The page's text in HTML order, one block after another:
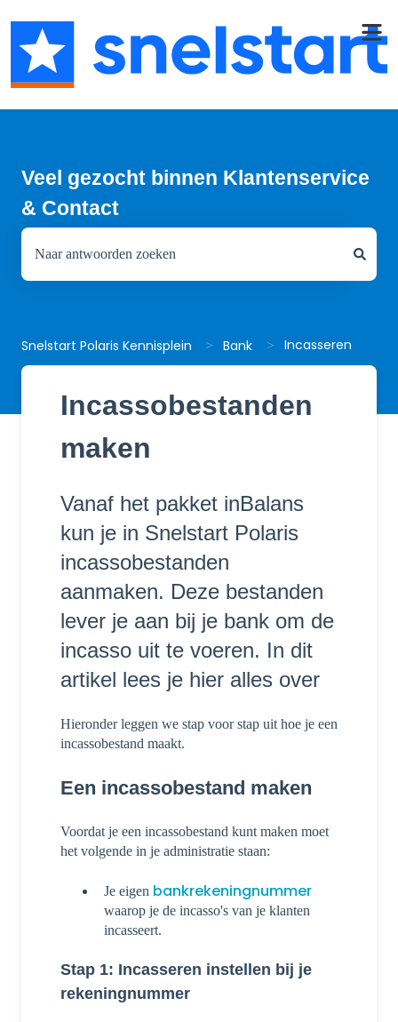
Veel gezocht binnen Klantenservice
& Contact
Snelstart Polaris Kennisplein Bank Incasseren
Incassobestanden
maken
Vanaf het pakket inBalans
kun je in Snelstart Polaris
incassobestanden
aanmaken. Deze bestanden
lever je aan bij je bank om de
incasso uit te voeren. In dit
artikel lees je hier alles over
Hieronder leggen we stap voor stap uit hoe je een
incassobestand maakt.
Een incassobestand maken
Voordat je een incassobestand kunt maken moet
het volgende in je administratie staan:
Je eigen bankrekeningnummer
waarop je de incasso's van je klanten
incasseert.
Stap 1: Incasseren instellen bij je
rekeningnummer